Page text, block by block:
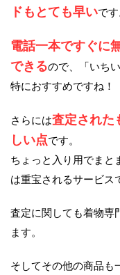
ドもとても早いです
電話一本ですぐに
できるので、「いち
特におすすめですね！
さらには査定された
しい点です。
ちょっと入り用でまと
は重宝されるサービス
査定に関しても着物専
ます。
そしてその他の商品も